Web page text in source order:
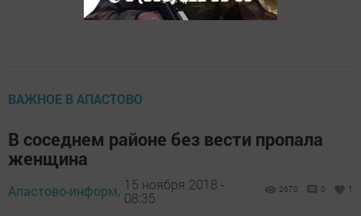
ВАЖНОЕ В АПАСТОВО
В соседнем районе без вести пропала
женщина
Апастово-информ, 15 ноября 2018 -
08:35
2670 0 1